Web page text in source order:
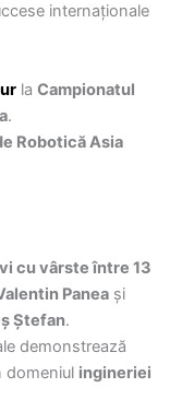
internaționale
la Campionatul
.
Robotică Asia
cu vârste între 13
Panea și
Ștefan.
demonstrează
domeniul ingineriei